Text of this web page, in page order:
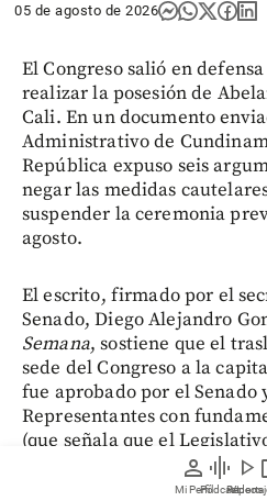
person
Mi Perfil
graphic_eq
Pódcast
play_arrow
Videos
05 de agosto de 2026
El Congreso salió en
realizar la posesión de
Cali. En un documento
Administrativo de
República expuso seis
negar las medidas
suspender la ceremonia
agosto.
El escrito, firmado por el
Senado, Diego Alejandro
Semana, sostiene que el
sede del Congreso a la
fue aprobado por el Senado
Representantes con
(que señala que el
del Capitolio en situaciones
votación de los